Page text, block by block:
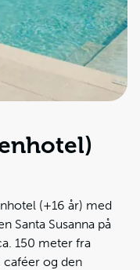
(+16 år) med
Santa Susanna på
150 meter fra
caféer og den